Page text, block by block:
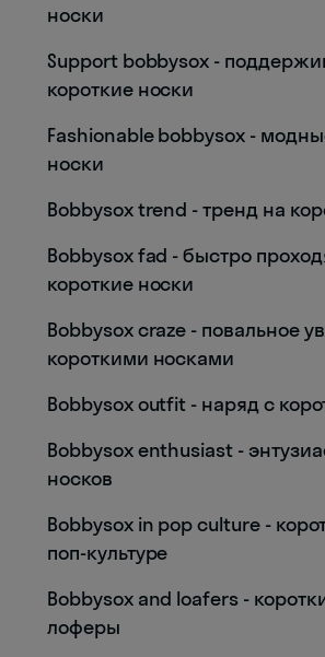
носки
Support bobbysox -
короткие носки
Fashionable bobbysox -
носки
Bobbysox trend - тренд на
Bobbysox fad - быстро
короткие носки
Bobbysox craze - повальное
короткими носками
Bobbysox outfit - наряд с
Bobbysox enthusiast -
носков
Bobbysox in pop culture -
поп-культуре
Bobbysox and loafers -
лоферы